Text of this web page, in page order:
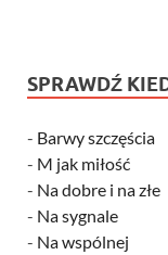
SPRAWDŹ
- Barwy szczęścia
- M jak miłość
- Na dobre i na złe
- Na sygnale
- Na wspólnej